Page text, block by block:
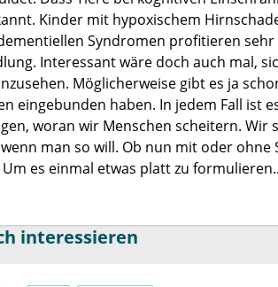
Kinder mit hypoxischem
Syndromen profitieren
Interessant wäre doch auch mal,
Möglicherweise gibt es ja
eingebunden haben. In jedem Fall ist
woran wir Menschen scheitern. Wir
man so will. Ob nun mit oder ohne
es einmal etwas platt zu
interessieren